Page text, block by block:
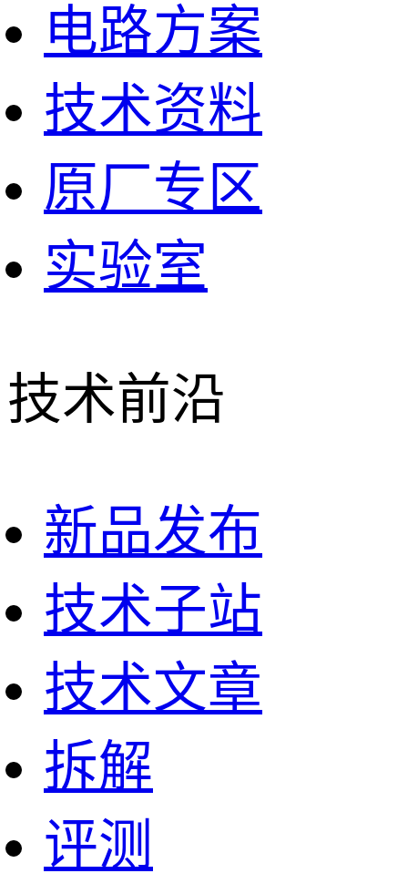
电路方案
技术资料
原厂专区
实验室
技术前沿
新品发布
技术子站
技术文章
拆解
评测